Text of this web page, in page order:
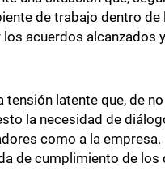
de trabajo dentro de
acuerdos alcanzados
latente que, de
la necesidad de
como a la
de cumplimiento de los